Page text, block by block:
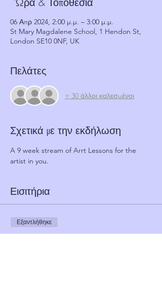
06 Απρ 2024, 2:00 μ.μ. – 3:00 μ.μ.
St Mary Magdalene School, 1 Hendon St,
London SE10 0NF, UK
Πελάτες
+ 30 άλλοι καλεσμένοι
Σχετικά με την εκδήλωση
A 9 week stream of Arrt Lessons for the
artist in you.
Εισιτήρια
Εξαντλήθηκε